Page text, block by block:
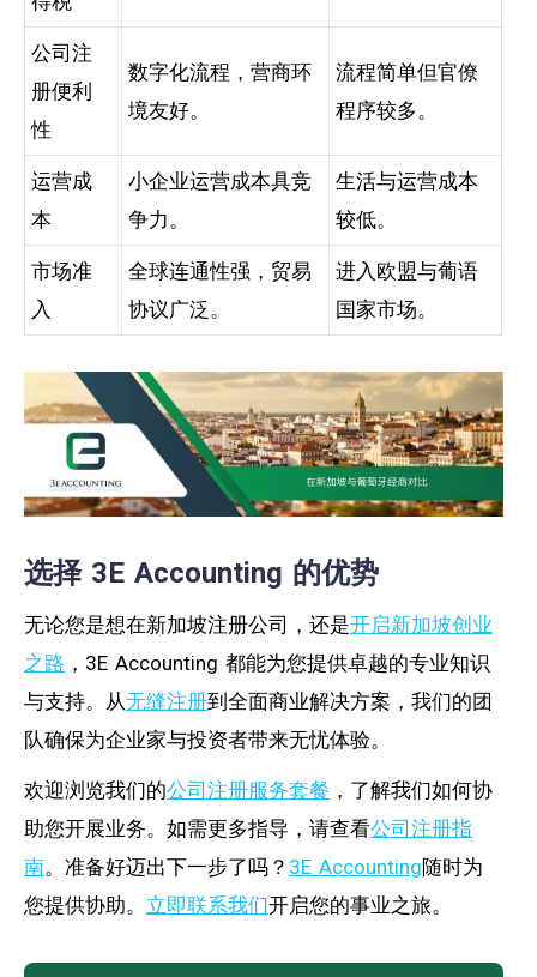
公司注
册便利
性
数字化流程，营商环
境友好。
流程简单但官僚
程序较多。
运营成
本
小企业运营成本具竞
争力。
生活与运营成本
较低。
市场准
入
全球连通性强，贸易
协议广泛。
进入欧盟与葡语
国家市场。
选择 3E Accounting 的优势
无论您是想在新加坡注册公司，还是开启新加坡创业
之路 ，3E Accounting 都能为您提供卓越的专业知识
与支持。从无缝注册到全面商业解决方案，我们的团
队确保为企业家与投资者带来无忧体验。
欢迎浏览我们的公司注册服务套餐 ，了解我们如何协
助您开展业务。如需更多指导，请查看公司注册指
南。准备好迈出下一步了吗？ 3E Accounting随时为
您提供协助。 立即联系我们开启您的事业之旅。